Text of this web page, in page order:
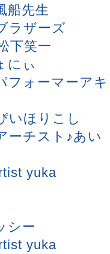
船先生
ラザーズ
下笑一
にぃ
フォーマーアキ
いほりこし
ーチスト♪あい
yuka
シー
yuka